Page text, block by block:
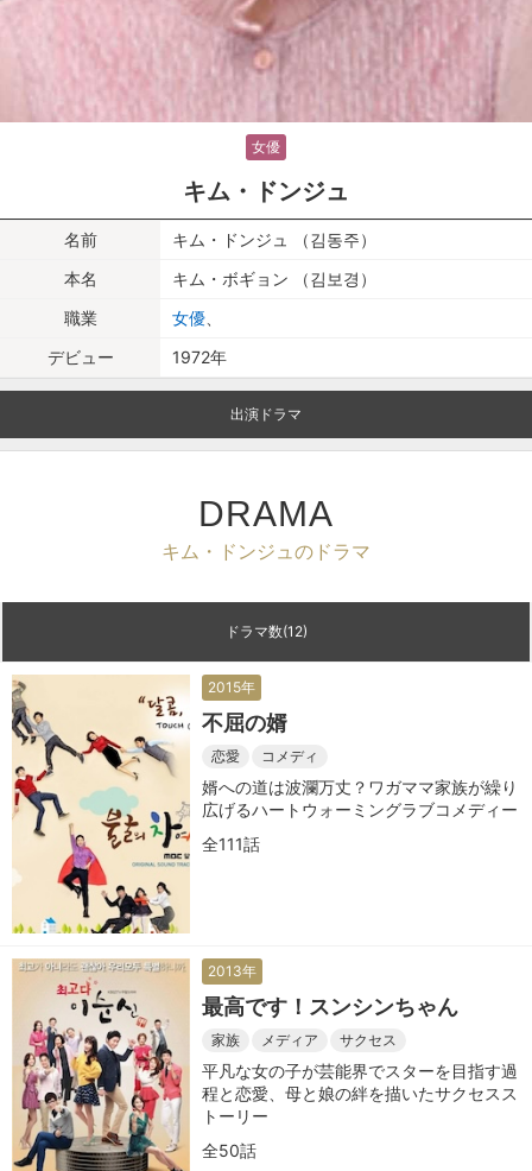
女優
キム・ドンジュ
名前
キム・ドンジュ （김동주）
本名
キム・ボギョン （김보경）
職業
女優
デビュー
1972年
出演ドラマ
DRAMA
キム・ドンジュのドラマ
ドラマ数(12)
2015年
不屈の婿
恋愛 コメディ
婿への道は波瀾万丈？ワガママ家族が繰り
広げるハートウォーミングラブコメディー
全111話
2013年
最高です！スンシンちゃん
家族 メディア サクセス
平凡な女の子が芸能界でスターを目指す過
程と恋愛、母と娘の絆を描いたサクセスス
トーリー
全50話